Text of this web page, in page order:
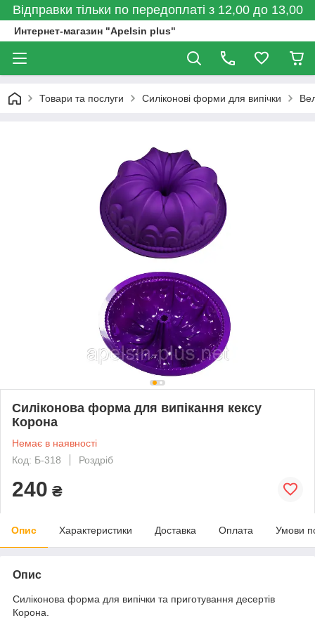
Відправки тільки по передоплаті з 12,00 до 13,00
Интернет-магазин "Apelsin plus"
Товари та послуги Силіконові форми для випічки
Силіконова форма для випікання кексу
Корона
Немає в наявності
Код: Б-318
Роздріб
240 ₴
Опис Характеристики Доставка Оплата Умови
Опис
Силіконова форма для випічки та приготування десертів
Корона.